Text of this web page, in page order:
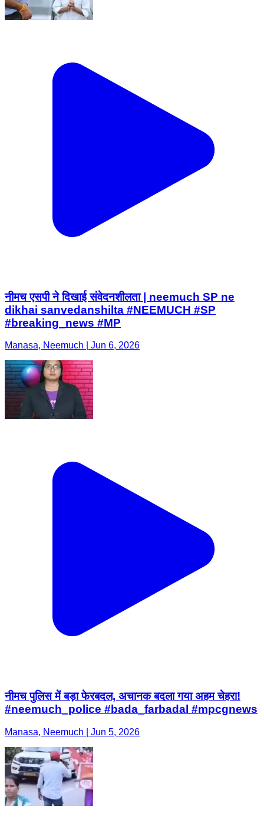
नीमच एसपी ने दिखाई संवेदनशीलता | neemuch SP ne
dikhai sanvedanshilta #NEEMUCH #SP
#breaking_news #MP
Manasa, Neemuch | Jun 6, 2026
नीमच पुलिस में बड़ा फेरबदल, अचानक बदला गया अहम चेहरा!
#neemuch_police #bada_farbadal #mpcgnews
Manasa, Neemuch | Jun 5, 2026